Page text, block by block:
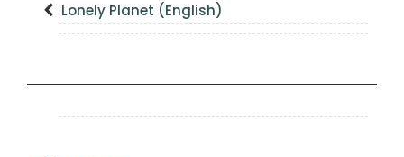
Lonely Planet (English)